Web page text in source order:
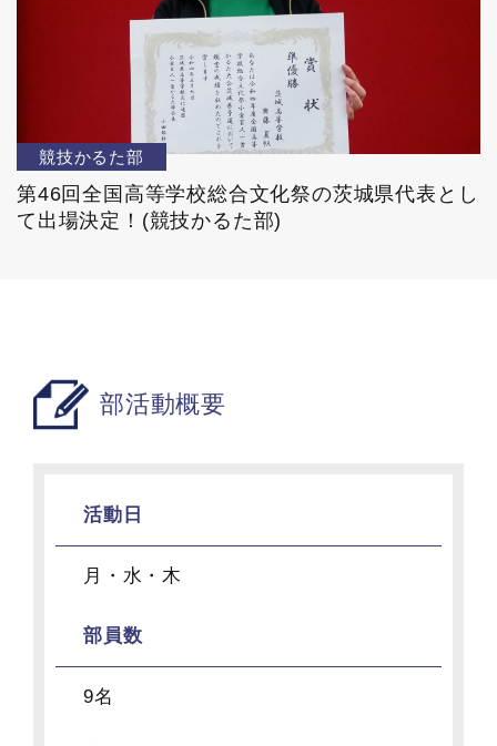
競技かるた部
第46回全国高等学校総合文化祭の茨城県代表とし
て出場決定！(競技かるた部)
部活動概要
活動日
月・水・木
部員数
9名